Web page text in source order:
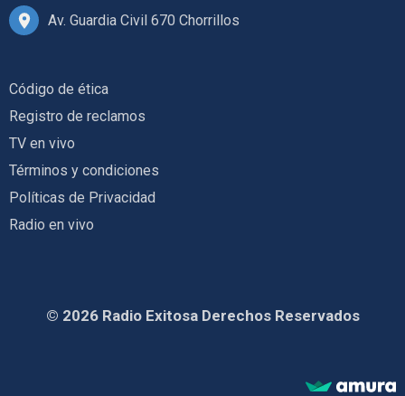
Av. Guardia Civil 670 Chorrillos
Código de ética
Registro de reclamos
TV en vivo
Términos y condiciones
Políticas de Privacidad
Radio en vivo
© 2026 Radio Exitosa Derechos Reservados